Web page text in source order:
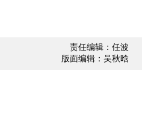
责任编辑：任波
版面编辑：吴秋晗